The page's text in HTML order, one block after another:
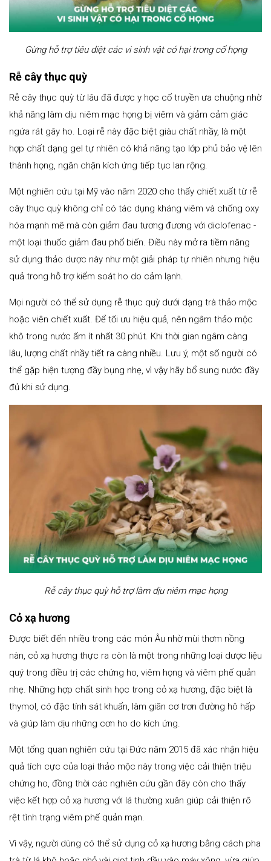
Gừng hỗ trợ tiêu diệt các vi sinh vật có hại trong cổ họng
Rễ cây thục quỳ
Rễ cây thục quỳ từ lâu đã được y học cổ truyền ưa chuộng nhờ
khả năng làm dịu niêm mạc họng bị viêm và giảm cảm giác
ngứa rát gây ho. Loại rễ này đặc biệt giàu chất nhầy, là một
hợp chất dạng gel tự nhiên có khả năng tạo lớp phủ bảo vệ lên
thành họng, ngăn chặn kích ứng tiếp tục lan rộng.
Một nghiên cứu tại Mỹ vào năm 2020 cho thấy chiết xuất từ rễ
cây thục quỳ không chỉ có tác dụng kháng viêm và chống oxy
hóa mạnh mẽ mà còn giảm đau tương đương với diclofenac -
một loại thuốc giảm đau phổ biến. Điều này mở ra tiềm năng
sử dụng thảo dược này như một giải pháp tự nhiên nhưng hiệu
quả trong hỗ trợ kiểm soát ho do cảm lạnh.
Mọi người có thể sử dụng rễ thục quỳ dưới dạng trà thảo mộc
hoặc viên chiết xuất. Để tối ưu hiệu quả, nên ngâm thảo mộc
khô trong nước ấm ít nhất 30 phút. Khi thời gian ngâm càng
lâu, lượng chất nhầy tiết ra càng nhiều. Lưu ý, một số người có
thể gặp hiện tượng đầy bụng nhẹ, vì vậy hãy bổ sung nước đầy
đủ khi sử dụng.
Rễ cây thục quỳ hỗ trợ làm dịu niêm mạc họng
Cỏ xạ hương
Được biết đến nhiều trong các món Âu nhờ mùi thơm nồng
nàn, cỏ xạ hương thực ra còn là một trong những loại dược liệu
quý trong điều trị các chứng ho, viêm họng và viêm phế quản
nhẹ. Những hợp chất sinh học trong cỏ xạ hương, đặc biệt là
thymol, có đặc tính sát khuẩn, làm giãn cơ trơn đường hô hấp
và giúp làm dịu những cơn ho do kích ứng.
Một tổng quan nghiên cứu tại Đức năm 2015 đã xác nhận hiệu
quả tích cực của loại thảo mộc này trong việc cải thiện triệu
chứng ho, đồng thời các nghiên cứu gần đây còn cho thấy
việc kết hợp cỏ xạ hương với lá thường xuân giúp cải thiện rõ
rệt tình trạng viêm phế quản mạn.
Vì vậy, người dùng có thể sử dụng cỏ xạ hương bằng cách pha